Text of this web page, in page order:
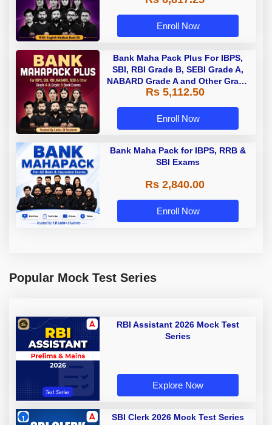
Enroll Now
Bank Maha Pack Plus For IBPS,
SBI, RBI Grade B, SEBI Grade A,
NABARD Grade A and Other Grade
A & Grade B Bank Exams
Rs 5,112.50
Enroll Now
Bank Maha Pack for IBPS, RRB &
SBI Exams
Rs 2,840.00
Enroll Now
Popular Mock Test Series
RBI Assistant 2026 Mock Test
Series
Explore Now
SBI Clerk 2026 Mock Test Series